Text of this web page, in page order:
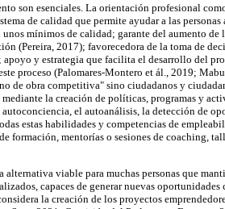
son esenciales. La orientación profesional
de calidad que permite ayudar a las
mínimos de calidad; garante del aumento de
(Pereira, 2017); favorecedora de la toma de
y estrategia que facilita el desarrollo del
proceso (Palomares-Montero et ál., 2019;
de obra competitiva" sino ciudadanos y
la creación de políticas, programas y
el autoanálisis, la detección de
estas habilidades y competencias de
formación, mentorías o sesiones de coaching,
viable para muchas personas que
capaces de generar nuevas
la creación de los proyectos